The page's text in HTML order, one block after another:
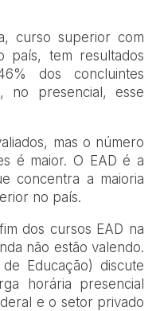
curso superior com
país, tem resultados
dos concluintes
no presencial, esse
mas o número
é maior. O EAD é a
concentra a maioria
no país.
dos cursos EAD na
não estão valendo.
Educação) discute
horária presencial
e o setor privado